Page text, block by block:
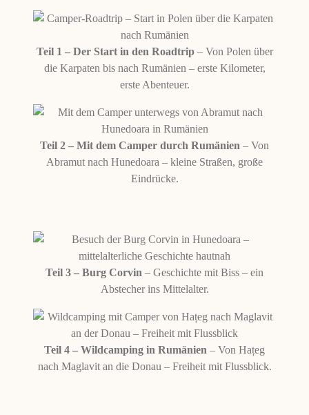
Teil 1 – Der Start in den Roadtrip– Von Polen über
die Karpaten bis nach Rumänien – erste Kilometer,
erste Abenteuer.
Teil 2 – Mit dem Camper durch Rumänien – Von
Abramut nach Hunedoara – kleine Straßen, große
Eindrücke.
Teil 3 – Burg Corvin – Geschichte mit Biss – ein
Abstecher ins Mittelalter.
Teil 4 – Wildcamping in Rumänien – Von Hațeg
nach Maglavit an die Donau – Freiheit mit Flussblick.